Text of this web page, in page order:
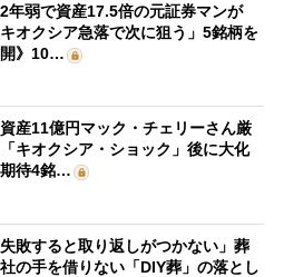
2年弱で資産17.5倍の元証券マンが
キオクシア急落で次に狙う」5銘柄を
》10…
資産11億円マック・チェリーさん厳
キオクシア・ショック」後に大化
待4銘…
失敗すると取り返しがつかない」葬
の手を借りない「DIY葬」の落とし